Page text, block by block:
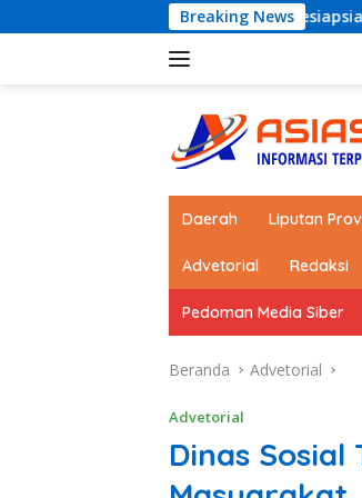
ke
Breaking News
Perkuat Kesiapsiagaan Hadapi Karhutla
Daerah Liputan
Advetorial Redaksi
Pedoman Media Siber
Beranda Advetorial
Advetorial
Dinas